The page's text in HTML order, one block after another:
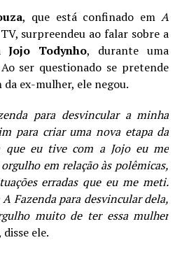
, que está confinado emA
surpreendeu ao falar sobre a
Jojo Todynho, durante uma
ser questionado se pretende
ex-mulher, ele negou.
para desvincular a minha
para criar uma nova etapa da
eu tive com a Jojo eu me
em relação às polêmicas,
erradas que eu me meti.
Fazenda para desvincular dela,
muito de ter essa mulher
disse ele.